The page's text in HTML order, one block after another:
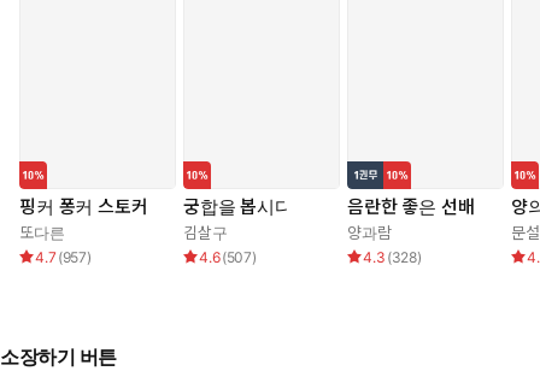
핑커 퐁커 스토커
또다른
4.7 (957)
궁합을 봅시다
김살구
4.6(507)
음란한 좋은 선배
양과람
4.3 (328)
양
문
소장하기 버튼